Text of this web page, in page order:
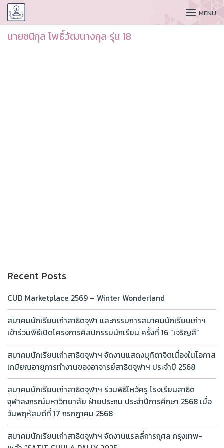
CUDAA MENU
นายชนิกุล โพธิ์วัฒนางกุล รุ่น 18
Recent Posts
CUD Marketplace 2569 – Winter Wonderland
สมาคมนักเรียนเก่าสาธิตจุฬา และกรรมการสมาคมนักเรียนเก่าฯ
เข้าร่วมพิธีเปิดโครงการศิลปกรรมนักเรียน ครั้งที่ 16 “เจริญสี”
สมาคมนักเรียนเก่าสาธิตจุฬาฯ จัดงานแสดงมุทิตาจิตเนื่องในโอกาส
เกษียณอายุการทำงานของอาจารย์สาธิตจุฬาฯ ประจำปี 2568
สมาคมนักเรียนเก่าสาธิตจุฬาฯ ร่วมพิธีไหว้ครู โรงเรียนสาธิต
จุฬาลงกรณ์มหาวิทยาลัย ฝ่ายประถม ประจำปีการศึกษา 2568 เมื่อ
วันพฤหัสบดีที่ 17 กรกฎาคม 2568
สมาคมนักเรียนเก่าสาธิตจุฬาฯ จัดงานแรลลี่การกุศล กรุงเทพ-